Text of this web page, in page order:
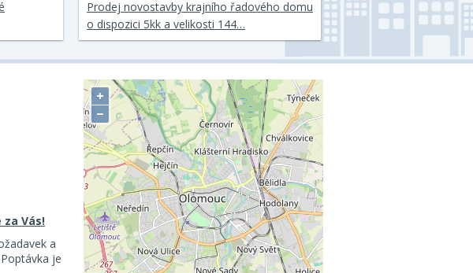
Prodej novostavby krajního řadového domu
o dispozici 5kk a velikosti 144…
Vás!
a
je
+
−